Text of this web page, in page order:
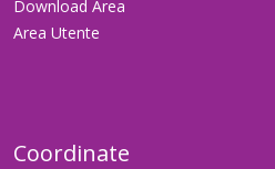
Download Area
Area Utente
Coordinate